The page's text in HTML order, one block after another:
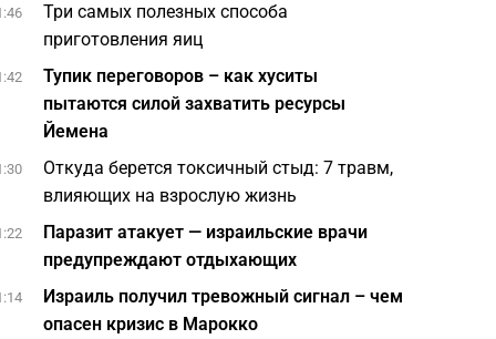
Три самых полезных способа
приготовления яиц
Тупик переговоров – как хуситы
пытаются силой захватить ресурсы
Йемена
Откуда берется токсичный стыд: 7 травм,
влияющих на взрослую жизнь
Паразит атакует — израильские врачи
предупреждают отдыхающих
Израиль получил тревожный сигнал – чем
опасен кризис в Марокко